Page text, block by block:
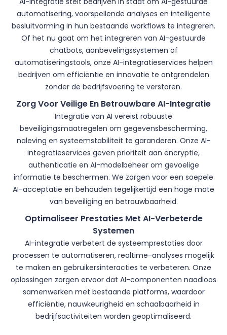
automatisering, voorspellende analyses en intelligente
besluitvorming in hun bestaande workflows te integreren.
Of het nu gaat om het integreren van AI-gestuurde
chatbots, aanbevelingssystemen of
automatiseringstools, onze AI-integratieservices helpen
bedrijven om efficiëntie en innovatie te ontgrendelen
zonder de bedrijfsvoering te verstoren.
Zorg Voor Veilige En Betrouwbare AI-Integratie
Integratie van AI vereist robuuste
beveiligingsmaatregelen om gegevensbescherming,
naleving en systeemstabiliteit te garanderen. Onze AI-
integratieservices geven prioriteit aan encryptie,
authenticatie en AI-modelbeheer om gevoelige
informatie te beschermen. We zorgen voor een soepele
AI-acceptatie en behouden tegelijkertijd een hoge mate
van beveiliging en betrouwbaarheid.
Optimaliseer Prestaties Met AI-Verbeterde
Systemen
AI-integratie verbetert de systeemprestaties door
processen te automatiseren, realtime-analyses mogelijk
te maken en gebruikersinteracties te verbeteren. Onze
oplossingen zorgen ervoor dat AI-componenten naadloos
samenwerken met bestaande platforms, waardoor
efficiëntie, nauwkeurigheid en schaalbaarheid in
bedrijfsactiviteiten worden geoptimaliseerd.